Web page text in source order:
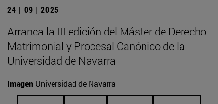
24 | 09 | 2025
Arranca la III edición del Máster de Derecho
Matrimonial y Procesal Canónico de la
Universidad de Navarra
Imagen Universidad de Navarra